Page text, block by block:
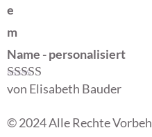
e
m
Name - personalisiert
Bewertet mit
von Elisabeth Bauder
© 2024 Alle Rechte